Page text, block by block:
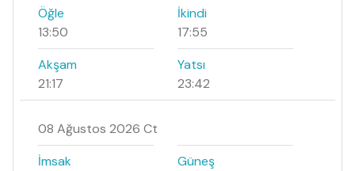
Öğle
13:50
İkindi
17:55
Akşam
21:17
Yatsı
23:42
08 Ağustos 2026 Ct
İmsak
Güneş